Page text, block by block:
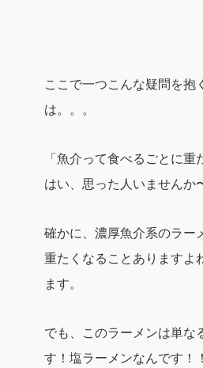
ここで一つこんな疑問を抱
は。。。
「魚介って食べるごとに重
はい、思った人いませんか
確かに、濃厚魚介系のラー
重たくなることありますよ
ます。
でも、このラーメンは単な
す！ 塩ラーメンなんです！！